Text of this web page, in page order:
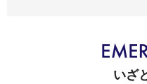
いざ